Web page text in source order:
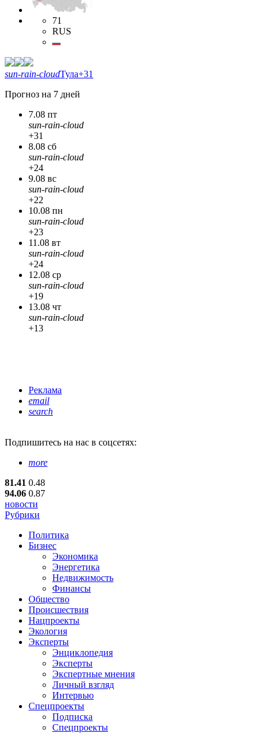
71
RUS
sun-rain-cloudТула+31
Прогноз на 7 дней
7.08 пт
sun-rain-cloud
+31
8.08 сб
sun-rain-cloud
+24
9.08 вс
sun-rain-cloud
+22
10.08 пн
sun-rain-cloud
+23
11.08 вт
sun-rain-cloud
+24
12.08 ср
sun-rain-cloud
+19
13.08 чт
sun-rain-cloud
+13
Реклама
email
search
Подпишитесь на нас в соцсетях:
more
81.41 0.48
94.06 0.87
новости
Рубрики
Политика
Бизнес
Экономика
Энергетика
Недвижимость
Финансы
Общество
Происшествия
Нацпроекты
Экология
Эксперты
Энциклопедия
Эксперты
Экспертные мнения
Личный взгляд
Интервью
Спецпроекты
Подписка
Спецпроекты